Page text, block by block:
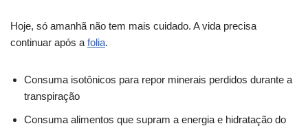
Hoje, só amanhã não tem mais cuidado. A vida precisa
continuar após a folia.
Consuma isotônicos para repor minerais perdidos durante a
transpiração
Consuma alimentos que supram a energia e hidratação do